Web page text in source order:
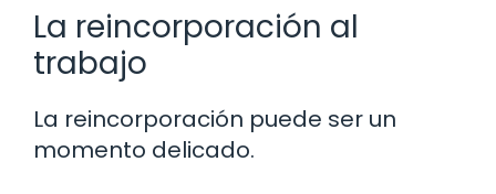
La reincorporación al
trabajo
La reincorporación puede ser un
momento delicado.